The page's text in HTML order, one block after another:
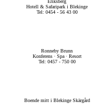
Eriksberg
Hotell & Safaripark i Blekinge
Tel: 0454 - 56 43 00
Ronneby Brunn
Konferens · Spa · Resort
Tel: 0457 - 750 00
Boende mitt i Blekinge Skärgård